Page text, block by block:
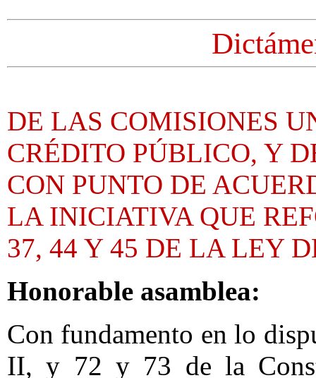
DE LAS COMISIONES
CRÉDITO PÚBLICO, Y
CON PUNTO DE
LA INICIATIVA QUE
37, 44 Y 45 DE LA LEY
Honorable asamblea:
Con fundamento en lo
II, y 72 y 73 de la